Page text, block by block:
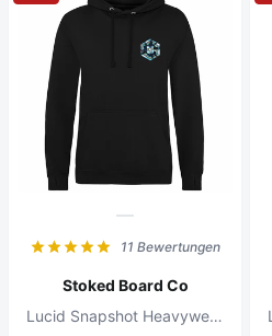
11 Bewertungen
Stoked Board Co
Lucid Snapshot Heavyweight Hoodie Jet Black